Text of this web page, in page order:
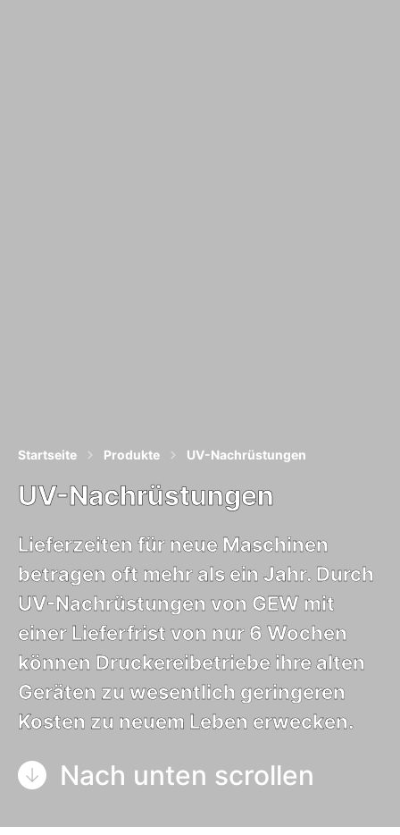
Startseite Produkte UV-Nachrüstungen
UV-Nachrüstungen
Lieferzeiten für neue Maschinen
betragen oft mehr als ein Jahr. Durch
UV-Nachrüstungen von GEW mit
einer Lieferfrist von nur 6 Wochen
können Druckereibetriebe ihre alten
Geräten zu wesentlich geringeren
Kosten zu neuem Leben erwecken.
Nach unten scrollen